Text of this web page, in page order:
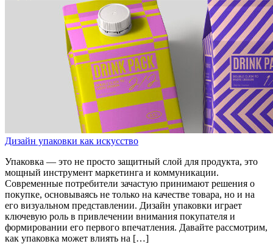
Дизайн упаковки как искусство
Упаковка — это не просто защитный слой для продукта, это
мощный инструмент маркетинга и коммуникации.
Современные потребители зачастую принимают решения о
покупке, основываясь не только на качестве товара, но и на
его визуальном представлении. Дизайн упаковки играет
ключевую роль в привлечении внимания покупателя и
формировании его первого впечатления. Давайте рассмотрим,
как упаковка может влиять на […]